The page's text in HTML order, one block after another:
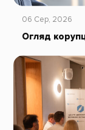
06 Сер, 2026
Огляд